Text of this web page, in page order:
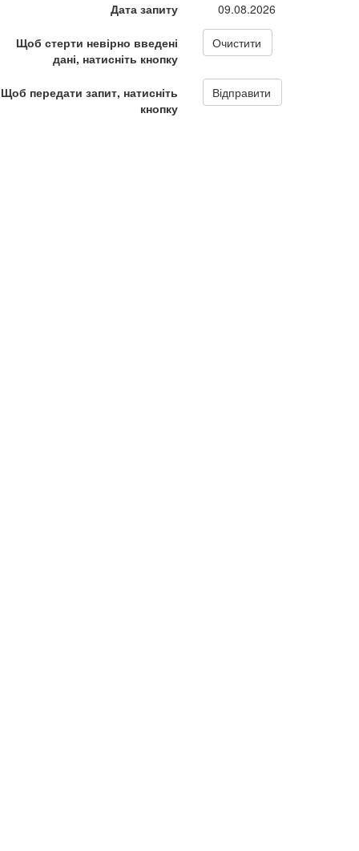
Дата запиту 09.08.2026
Щоб стерти невірно введені
дані, натисніть кнопку
Очистити
Щоб передати запит, натисніть
кнопку
Відправити